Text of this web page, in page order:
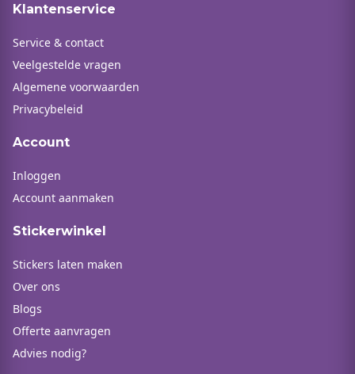
Klantenservice
Service & contact
Veelgestelde vragen
Algemene voorwaarden
Privacybeleid
Account
Inloggen
Account aanmaken
Stickerwinkel
Stickers laten maken
Over ons
Blogs
Offerte aanvragen
Advies nodig?